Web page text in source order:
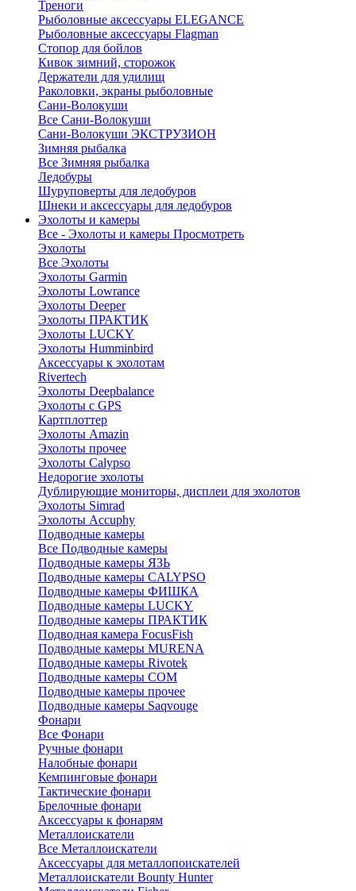
Треноги
Рыболовные аксессуары ELEGANCE
Рыболовные аксессуары Flagman
Стопор для бойлов
Кивок зимний, сторожок
Держатели для удилищ
Раколовки, экраны рыболовные
Сани-Волокуши
Все Сани-Волокуши
Сани-Волокуши ЭКСТРУЗИОН
Зимняя рыбалка
Все Зимняя рыбалка
Ледобуры
Шуруповерты для ледобуров
Шнеки и аксессуары для ледобуров
Эхолоты и камеры
Все - Эхолоты и камеры Просмотреть
Эхолоты
Все Эхолоты
Эхолоты Garmin
Эхолоты Lowrance
Эхолоты Deeper
Эхолоты ПРАКТИК
Эхолоты LUCKY
Эхолоты Humminbird
Аксессуары к эхолотам
Rivertech
Эхолоты Deepbalance
Эхолоты с GPS
Картплоттер
Эхолоты Amazin
Эхолоты прочее
Эхолоты Calypso
Недорогие эхолоты
Дублирующие мониторы, дисплеи для эхолотов
Эхолоты Simrad
Эхолоты Accuphy
Подводные камеры
Все Подводные камеры
Подводные камеры ЯЗЬ
Подводные камеры CALYPSO
Подводные камеры ФИШКА
Подводные камеры LUCKY
Подводные камеры ПРАКТИК
Подводная камера FocusFish
Подводные камеры MURENA
Подводные камеры Rivotek
Подводные камеры СОМ
Подводные камеры прочее
Подводные камеры Saqvouge
Фонари
Все Фонари
Ручные фонари
Налобные фонари
Кемпинговые фонари
Тактические фонари
Брелочные фонари
Аксессуары к фонарям
Металлоискатели
Все Металлоискатели
Аксессуары для металлопоискателей
Металлоискатели Bounty Hunter